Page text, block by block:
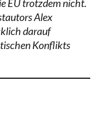
EU trotzdem nicht.
Alex
darauf
Konflikts